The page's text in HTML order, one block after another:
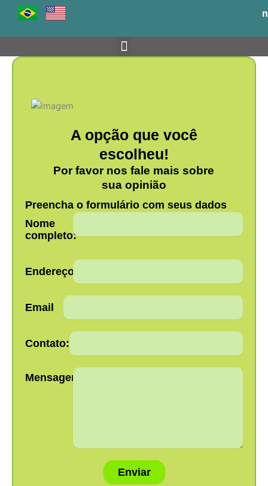
o
A opção que você
escolheu!
Por favor nos fale mais sobre
sua opinião
Preencha o formulário com seus dados
Nome
completo:
Endereço:
Email
Contato:
Mensagem:
Enviar